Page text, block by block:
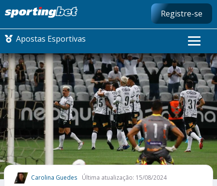
Registre-se
Apostas Esportivas
CONMEBOL LIBERTADORES
FUTEBOL NACIONAL
FUTEBOL INTERNACIONAL
COMO APOSTAR
MAIS ESPORTES
Carolina Guedes Última atualização: 15/08/2024